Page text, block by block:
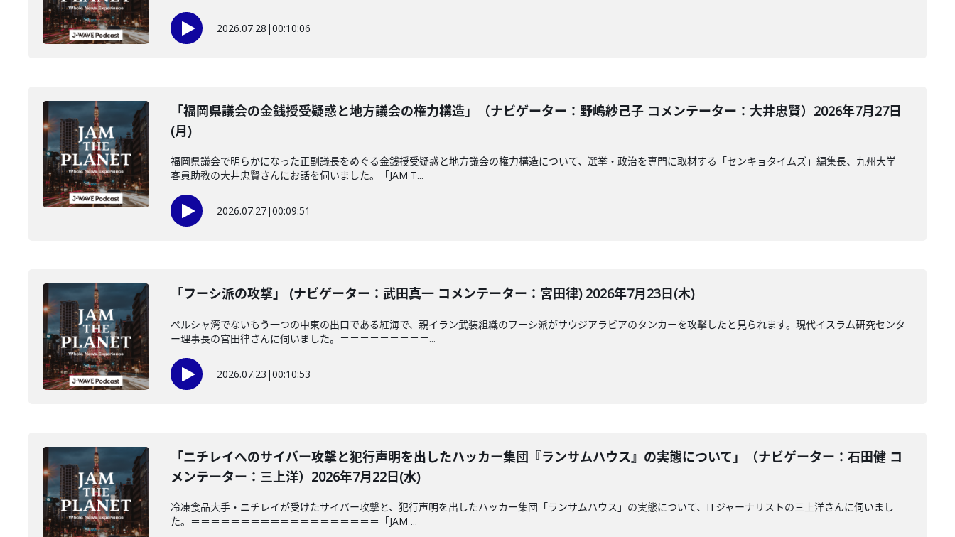
2026.07.28 |00:10:06
「福岡県議会の金銭授受疑惑と地方議会の権力構造」（ナビゲーター：野嶋紗己子 コメンテーター：大井忠賢）2026年7月27日
(月)
福岡県議会で明らかになった正副議長をめぐる金銭授受疑惑と地方議会の権力構造について、選挙・政治を専門に取材する「センキョタイムズ」編集長、九州大学
客員助教の大井忠賢さんにお話を伺いました。「JAM T...
2026.07.27|00:09:51
「フーシ派の攻撃」 (ナビゲーター：武田真一 コメンテーター：宮田律) 2026年7月23日(木)
ペルシャ湾でないもう一つの中東の出口である紅海で、親イラン武装組織のフーシ派がサウジアラビアのタンカーを攻撃したと見られます。現代イスラム研究センタ
ー理事長の宮田律さんに伺いました。＝＝＝＝＝＝＝＝＝...
2026.07.23 |00:10:53
「ニチレイへのサイバー攻撃と犯行声明を出したハッカー集団『ランサムハウス』の実態について」（ナビゲーター：石田健 コ
メンテーター：三上洋）2026年7月22日(水)
冷凍食品大手・ニチレイが受けたサイバー攻撃と、犯行声明を出したハッカー集団「ランサムハウス」の実態について、ITジャーナリストの三上洋さんに伺いまし
た。＝＝＝＝＝＝＝＝＝＝＝＝＝＝＝＝＝＝＝「JAM ...